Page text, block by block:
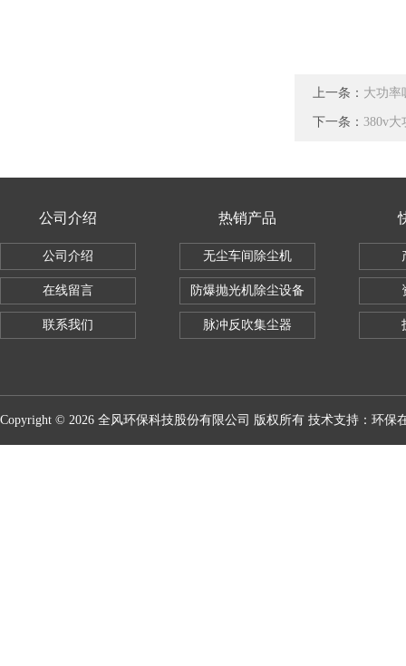
上一条： 大功率
下一条： 380v大
公司介绍
公司介绍
在线留言
联系我们
热销产品
无尘车间除尘机
防爆抛光机除尘设备
脉冲反吹集尘器
Copyright © 2026 全风环保科技股份有限公司 版权所有 技术支持： 环保